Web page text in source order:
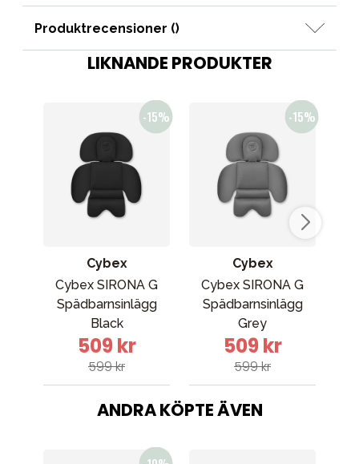
Produktrecensioner ()
LIKNANDE PRODUKTER
Cybex
Cybex SIRONA G
Spädbarnsinlägg
Black
509 kr
599 kr
Cybex
Cybex SIRONA G
Spädbarnsinlägg
Grey
509 kr
599 kr
ANDRA KÖPTE ÄVEN